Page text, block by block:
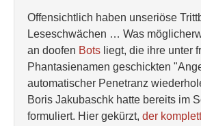
Offensichtlich haben unseriöse
Leseschwächen … Was
an doofen Bots liegt, die ihre unter
Phantasienamen geschickten
automatischer Penetranz
Boris Jakubaschk hatte bereits im
formuliert. Hier gekürzt, der